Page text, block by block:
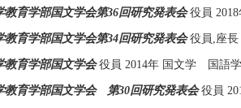
教育学部国文学会第36回研究発表会役員
教育学部国文学会第34回研究発表会役員,座長
教育学部国文学会役員 2014年 国文学 国
教育学部国文学会 第30回研究発表会役員